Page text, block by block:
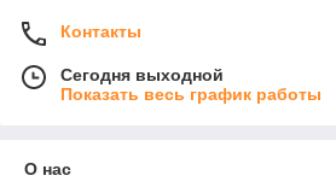
Контакты
Сегодня выходной
Показать весь график работы
О нас